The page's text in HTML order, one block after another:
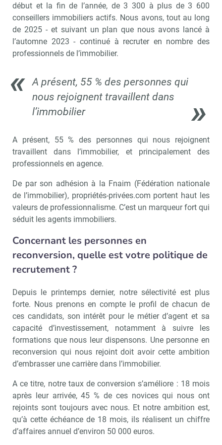
début et la fin de l’année, de 3 300 à plus de 3 600
conseillers immobiliers actifs. Nous avons, tout au long
de 2025 - et suivant un plan que nous avons lancé à
l’automne 2023 - continué à recruter en nombre des
professionnels de l’immobilier.
A présent, 55 % des personnes qui
nous rejoignent travaillent dans
l’immobilier
A présent, 55 % des personnes qui nous rejoignent
travaillent dans l’immobilier, et principalement des
professionnels en agence.
De par son adhésion à la Fnaim (Fédération nationale
de l’immobilier), propriétés-privées.com portent haut les
valeurs de professionnalisme. C’est un marqueur fort qui
séduit les agents immobiliers.
Concernant les personnes en
reconversion, quelle est votre politique de
recrutement ?
Depuis le printemps dernier, notre sélectivité est plus
forte. Nous prenons en compte le profil de chacun de
ces candidats, son intérêt pour le métier d’agent et sa
capacité d’investissement, notamment à suivre les
formations que nous leur dispensons. Une personne en
reconversion qui nous rejoint doit avoir cette ambition
d’embrasser une carrière dans l’immobilier.
A ce titre, notre taux de conversion s’améliore : 18 mois
après leur arrivée, 45 % de ces novices qui nous ont
rejoints sont toujours avec nous. Et notre ambition est,
qu’à cette échéance de 18 mois, ils réalisent un chiffre
d’affaires annuel d’environ 50 000 euros.